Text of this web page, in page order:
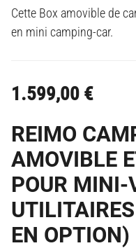
Cette Box amovible de
en mini camping-car.
1.599,00 €
REIMO
AMOVIBLE
POUR MINI-
EN OPTION)